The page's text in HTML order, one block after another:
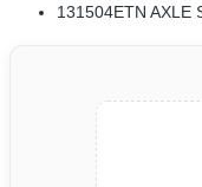
131504ETN AXLE